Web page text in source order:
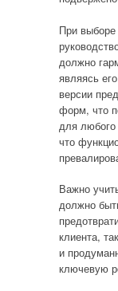
При выборе
должно
являясь
версии
форм, что
для любого
что
Важно
должно
клиента,
и
ключевую